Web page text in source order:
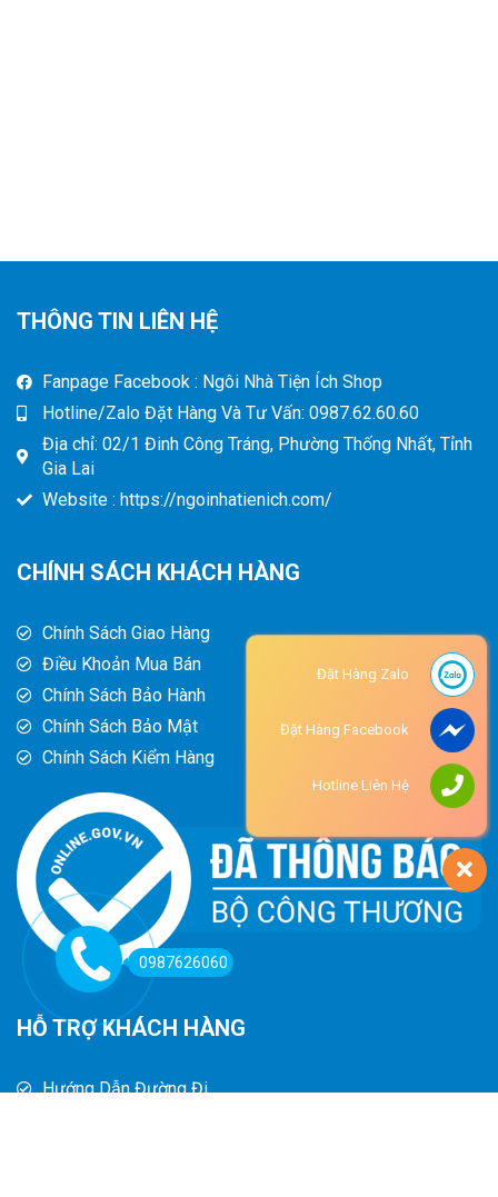
THÔNG TIN LIÊN HỆ
Fanpage Facebook : Ngôi Nhà Tiện Ích Shop
Hotline/Zalo Đặt Hàng Và Tư Vấn: 0987.62.60.60
Địa chỉ: 02/1 Đinh Công Tráng, Phường Thống Nhất, Tỉnh
Gia Lai
Website : https://ngoinhatienich.com/
CHÍNH SÁCH KHÁCH HÀNG
Chính Sách Giao Hàng
Điều Khoản Mua Bán
Chính Sách Bảo Hành
Chính Sách Bảo Mật
Chính Sách Kiểm Hàng
HỖ TRỢ KHÁCH HÀNG
Hướng Dẫn Đường Đi
0987626060
Đặt Hàng Zalo
Đặt Hàng Facebook
Hotline Liên Hệ